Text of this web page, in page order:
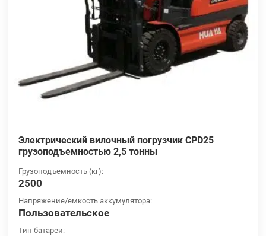
Электрический вилочный погрузчик CPD25
грузоподъемностью 2,5 тонны
Грузоподъемность (кг):
2500
Напряжение/емкость аккумулятора:
Пользовательское
Тип батареи: